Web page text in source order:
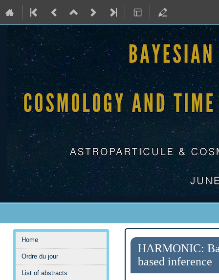
Menu
de
l'événement
Home
Ordre du jour
List of abstracts
HARMONIC:
based inference